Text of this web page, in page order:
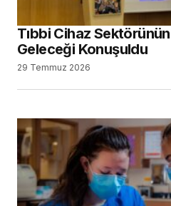
Tıbbi Cihaz
Geleceği Konuşuldu
29 Temmuz 2026